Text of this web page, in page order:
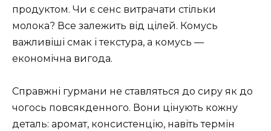
продуктом. Чи є сенс витрачати стільки
молока? Все залежить від цілей. Комусь
важливіші смак і текстура, а комусь —
економічна вигода.
Справжні гурмани не ставляться до сиру як до
чогось повсякденного. Вони цінують кожну
деталь: аромат, консистенцію, навіть термін